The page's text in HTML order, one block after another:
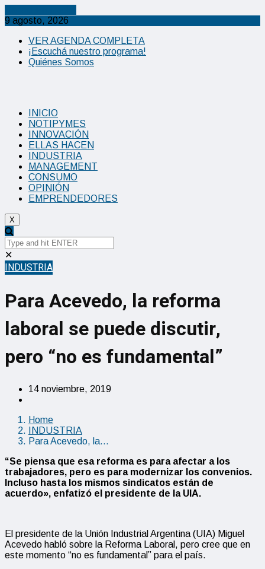
9 agosto, 2026
VER AGENDA COMPLETA
¡Escuchá nuestro programa!
Quiénes Somos
INICIO
NOTIPYMES
INNOVACIÓN
ELLAS HACEN
INDUSTRIA
MANAGEMENT
CONSUMO
OPINIÓN
EMPRENDEDORES
X
✕
INDUSTRIA
Para Acevedo, la reforma
laboral se puede discutir,
pero “no es fundamental”
14 noviembre, 2019
Home
INDUSTRIA
Para Acevedo, la…
“Se piensa que esa reforma es para afectar a los
trabajadores, pero es para modernizar los convenios.
Incluso hasta los mismos sindicatos están de
acuerdo», enfatizó el presidente de la UIA.
El presidente de la Unión Industrial Argentina (UIA) Miguel
Acevedo habló sobre la Reforma Laboral, pero cree que en
este momento “no es fundamental” para el país.